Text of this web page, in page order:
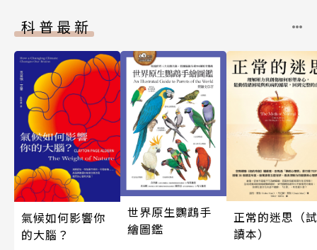
科普最新
氣候如何影響你
的大腦？
世界原生鸚鵡手
繪圖鑑
正常的迷思（試
讀本）